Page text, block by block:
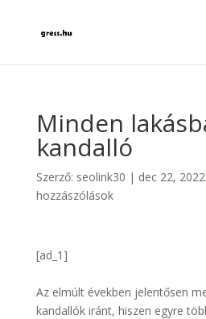
Minden
kandalló
Szerző: seolink30 | dec 22, 2022
hozzászólások
[ad_1]
Az elmúlt években jelentősen
kandallók iránt, hiszen egyre